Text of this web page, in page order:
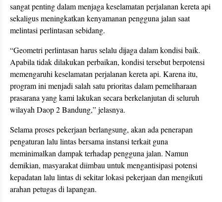
sangat penting dalam menjaga keselamatan perjalanan kereta api
sekaligus meningkatkan kenyamanan pengguna jalan saat
melintasi perlintasan sebidang.
“Geometri perlintasan harus selalu dijaga dalam kondisi baik.
Apabila tidak dilakukan perbaikan, kondisi tersebut berpotensi
memengaruhi keselamatan perjalanan kereta api. Karena itu,
program ini menjadi salah satu prioritas dalam pemeliharaan
prasarana yang kami lakukan secara berkelanjutan di seluruh
wilayah Daop 2 Bandung,” jelasnya.
Selama proses pekerjaan berlangsung, akan ada penerapan
pengaturan lalu lintas bersama instansi terkait guna
meminimalkan dampak terhadap pengguna jalan. Namun
demikian, masyarakat diimbau untuk mengantisipasi potensi
kepadatan lalu lintas di sekitar lokasi pekerjaan dan mengikuti
arahan petugas di lapangan.